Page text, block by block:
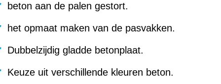
beton aan de palen gestort.
het opmaat maken van de pasvakken.
Dubbelzijdig gladde betonplaat.
Keuze uit verschillende kleuren beton.